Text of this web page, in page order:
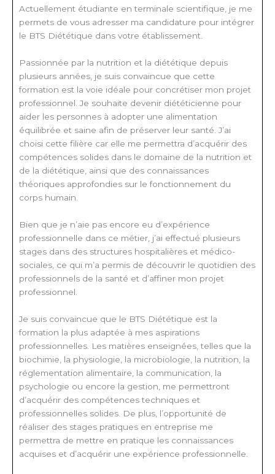
Actuellement étudiante en terminale scientifique, je me
permets de vous adresser ma candidature pour intégrer
le BTS Diététique dans votre établissement.
Passionnée par la nutrition et la diététique depuis
plusieurs années, je suis convaincue que cette
formation est la voie idéale pour concrétiser mon projet
professionnel. Je souhaite devenir diététicienne pour
aider les personnes à adopter une alimentation
équilibrée et saine afin de préserver leur santé. J’ai
choisi cette filière car elle me permettra d’acquérir des
compétences solides dans le domaine de la nutrition et
de la diététique, ainsi que des connaissances
théoriques approfondies sur le fonctionnement du
corps humain.
Bien que je n’aie pas encore eu d’expérience
professionnelle dans ce métier, j’ai effectué plusieurs
stages dans des structures hospitalières et médico-
sociales, ce qui m’a permis de découvrir le quotidien des
professionnels de la santé et d’affiner mon projet
professionnel.
Je suis convaincue que le BTS Diététique est la
formation la plus adaptée à mes aspirations
professionnelles. Les matières enseignées, telles que la
biochimie, la physiologie, la microbiologie, la nutrition, la
réglementation alimentaire, la communication, la
psychologie ou encore la gestion, me permettront
d’acquérir des compétences techniques et
professionnelles solides. De plus, l’opportunité de
réaliser des stages pratiques en entreprise me
permettra de mettre en pratique les connaissances
acquises et d’acquérir une expérience professionnelle.